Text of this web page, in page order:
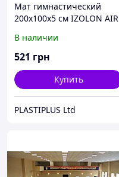
Мат гимнастический
200х100х5 см IZOLON AIR
В наличии
521 грн
Купить
PLASTIPLUS Ltd